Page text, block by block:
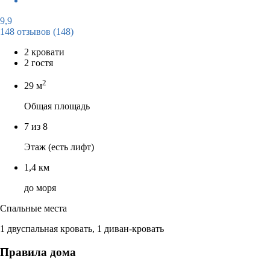
9,9
148 отзывов (148)
2 кровати
2 гостя
29 м2
Общая площадь
7 из 8
Этаж (есть лифт)
1,4 км
до моря
Спальные места
1 двуспальная кровать, 1 диван-кровать
Правила дома